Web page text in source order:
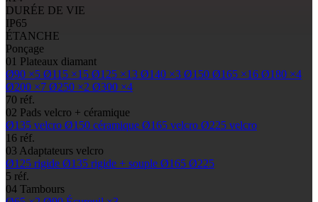
DURÉE DE VIE
IP65
ÉTANCHE
Ponçage
01 Plateaux diamant
Ø90 ×5 Ø115 ×15 Ø125 ×13 Ø140 ×3 Ø150 Ø165 ×16 Ø180 ×4
Ø200 ×7 Ø250 ×2 Ø300 ×4
70 réf.
02 Pads velcro + céramique
Ø135 velcro Ø150 céramique Ø165 velcro Ø225 velcro
16 réf.
03 Adaptateurs velcro
Ø125 rigide Ø135 rigide + souple Ø165 Ø225
5 réf.
04 Tambours